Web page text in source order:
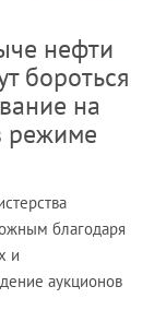
нефти
бороться
на
режиме
благодаря
и
аукционов